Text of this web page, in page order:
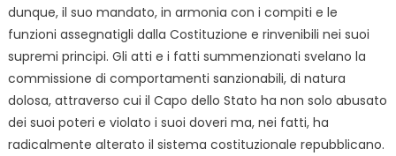
dunque, il suo mandato, in armonia con i compiti e le
funzioni assegnatigli dalla Costituzione e rinvenibili nei suoi
supremi principi. Gli atti e i fatti summenzionati svelano la
commissione di comportamenti sanzionabili, di natura
dolosa, attraverso cui il Capo dello Stato ha non solo abusato
dei suoi poteri e violato i suoi doveri ma, nei fatti, ha
radicalmente alterato il sistema costituzionale repubblicano.